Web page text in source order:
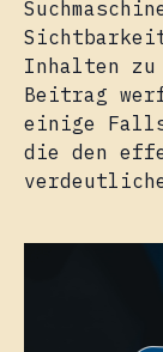
Inhalten zu
Beitrag
einige
die den